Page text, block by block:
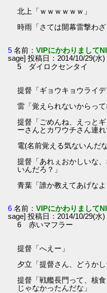
北上「ｗｗｗｗｗｗ」
時雨「さては開幕雷撃わざ
5 名前：VIPにかわりまして
sage] 投稿日：2014/10/29(水
5 ダイロクセンタイ
提督「ギョウキョウライ
雷「覚えられないからっ
提督「ごめんね、えっと
ーさんとカワウチさん連れ
電(名前覚える気ないんだ
提督「あれぇおかしいな
いんだろ？」
青葉「誰か教えてあげなよ
6 名前：VIPにかわりまして
sage] 投稿日：2014/10/29(水
6 赤いマフラー
提督「へえー」
夕立「提督さん、どうかし
提督「戦艦長門って、核
じゃなかったんだな」